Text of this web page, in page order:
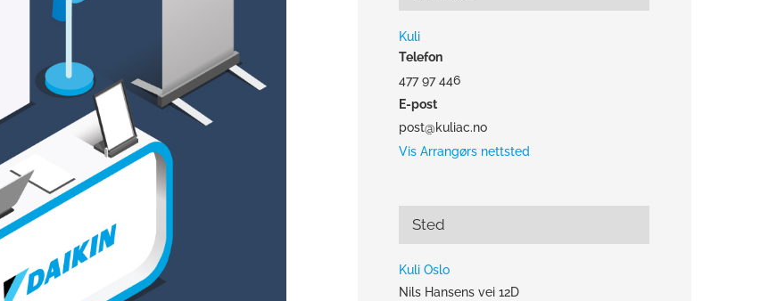
Kuli
Telefon
477 97 446
E-post
post@kuliac.no
Vis Arrangørs nettsted
Sted
Kuli Oslo
Nils Hansens vei 12D